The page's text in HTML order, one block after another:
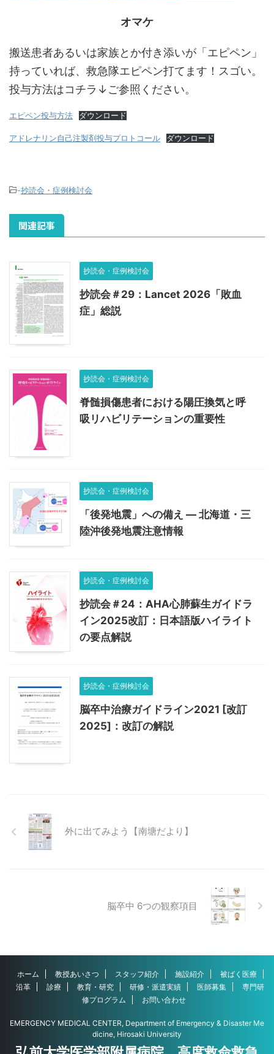
オマケ
搬送患者あるいは家族とか付き添いが「エピペン」
持っていれば、救急隊エピペン打てます！スゴい。
投与方法はコチラ↓ご参照ください。
エピペン投与方法 ダウンロード
アドレナリン自己注製剤投与プロトコール ダウンロード
-抄読会・症例検討会
関連記事
抄読会・症例検討会
抄読会＃29：Lancet 2026「敗血
症」総説
抄読会・症例検討会
脊髄損傷患者における陽圧換気と呼
吸リハビリテーションの重要性
抄読会・症例検討会
「後発地震」への備え — 北海道・三
陸沖後発地震注意情報
抄読会・症例検討会
抄読会＃24：AHA心肺蘇生ガイドラ
イン2025改訂：日本語版ハイライト
の要点解説
抄読会・症例検討会
脳卒中治療ガイドライン2021 [改訂
2025]：改訂の解説
外に出てみよう【南塘だより】
脳卒中 6つの観察項目
ホーム 教授あいさつ スタッフ紹介 施設紹介
被ばく医療
沿革
診療 教育・研究 研修・派遣実績 医師募集
専門研
修プログラム
お問い合わせ
EMERGENCY MEDICAL CENTER, Department of Emergency & Disaster Me
dicine, Hirosaki University